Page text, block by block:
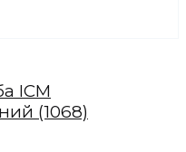
ICM
(1068)